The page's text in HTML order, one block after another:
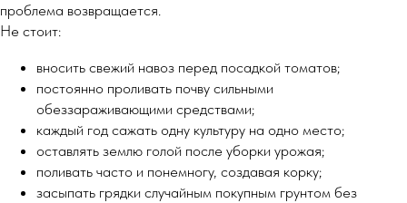
проблема возвращается.
Не стоит:
вносить свежий навоз перед посадкой томатов;
постоянно проливать почву сильными
обеззараживающими средствами;
каждый год сажать одну культуру на одно место;
оставлять землю голой после уборки урожая;
поливать часто и понемногу, создавая корку;
засыпать грядки случайным покупным грунтом без